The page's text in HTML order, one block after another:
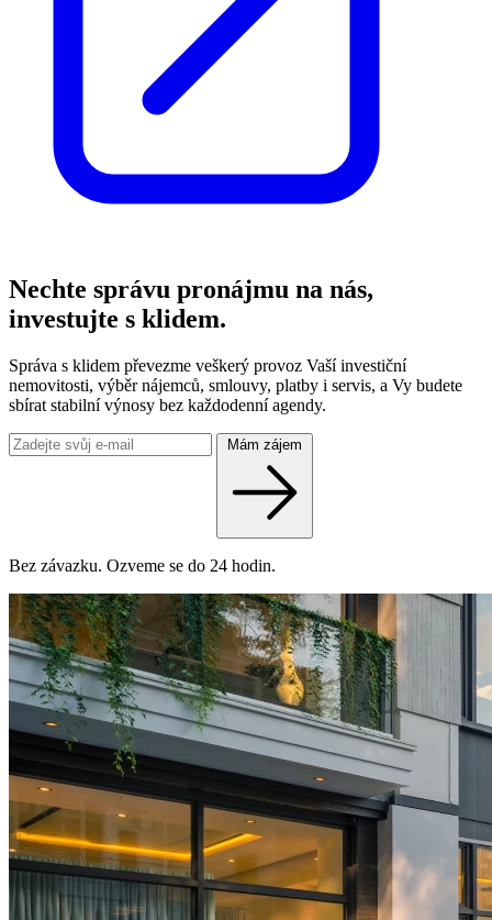
Nechte správu pronájmu na nás,
investujte s klidem.
Správa s klidem převezme veškerý provoz Vaší investiční
nemovitosti, výběr nájemců, smlouvy, platby i servis, a Vy budete
sbírat stabilní výnosy bez každodenní agendy.
Mám zájem
Bez závazku. Ozveme se do 24 hodin.